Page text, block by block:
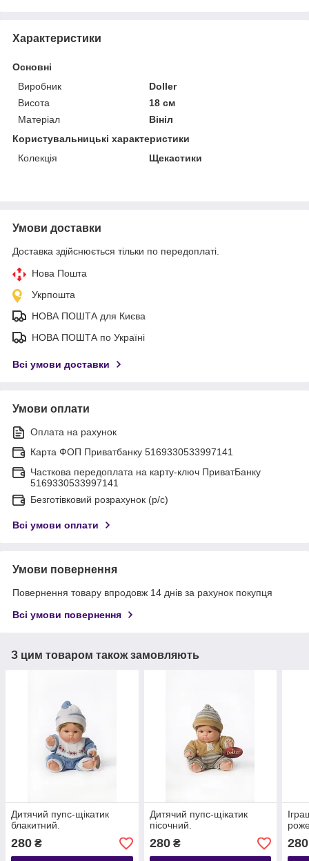
Характеристики
Основні
Виробник
Doller
Висота
18 см
Матеріал
Вініл
Користувальницькі характеристики
Колекція
Щекастики
Умови доставки
Доставка здійснюється тільки по передоплаті.
Нова Пошта
Укрпошта
НОВА ПОШТА для Києва
НОВА ПОШТА по Україні
Всі умови доставки
Умови оплати
Оплата на рахунок
Карта ФОП Приватбанку 5169330533997141
Часткова передоплата на карту-ключ ПриватБанку
5169330533997141
Безготівковий розрахунок (р/с)
Всі умови оплати
Умови повернення
Повернення товару впродовж 14 днів за рахунок покупця
Всі умови повернення
З цим товаром також замовляють
Дитячий пупс-щікатик
блакитний.
280 ₴
Дитячий пупс-щікатик
пісочний.
280₴ 280